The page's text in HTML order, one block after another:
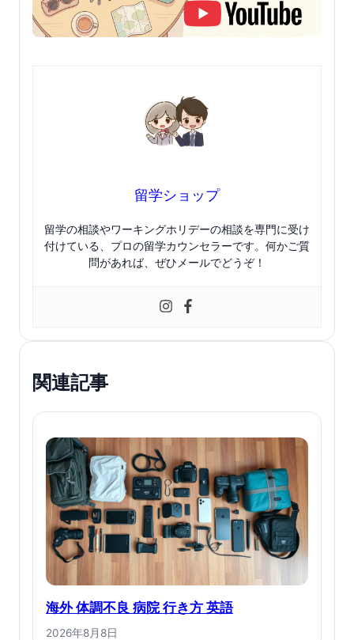
留学ショップ
留学の相談やワーキングホリデーの相談を専門に受け
付けている、プロの留学カウンセラーです。何かご質
問があれば、ぜひメールでどうぞ！
関連記事
海外 体調不良 病院 行き方 英語
2026年8月8日